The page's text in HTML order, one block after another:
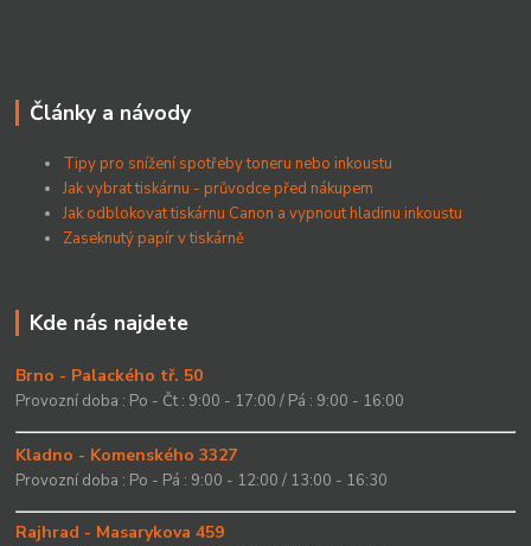
Články a návody
Tipy pro snížení spotřeby toneru nebo inkoustu
Jak vybrat tiskárnu - průvodce před nákupem
Jak odblokovat tiskárnu Canon a vypnout hladinu inkoustu
Zaseknutý papír v tiskárně
Kde nás najdete
Brno - Palackého tř. 50
Provozní doba : Po - Čt : 9:00 - 17:00 / Pá : 9:00 - 16:00
Kladno - Komenského 3327
Provozní doba : Po - Pá : 9:00 - 12:00 / 13:00 - 16:30
Rajhrad - Masarykova 459